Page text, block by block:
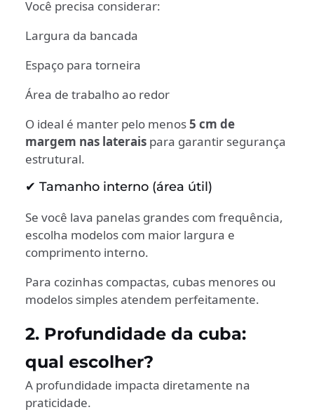
Você precisa considerar:
Largura da bancada
Espaço para torneira
Área de trabalho ao redor
O ideal é manter pelo menos5 cm de
margem nas laterais para garantir segurança
estrutural.
✔ Tamanho interno (área útil)
Se você lava panelas grandes com frequência,
escolha modelos com maior largura e
comprimento interno.
Para cozinhas compactas, cubas menores ou
modelos simples atendem perfeitamente.
2. Profundidade da cuba:
qual escolher?
A profundidade impacta diretamente na
praticidade.